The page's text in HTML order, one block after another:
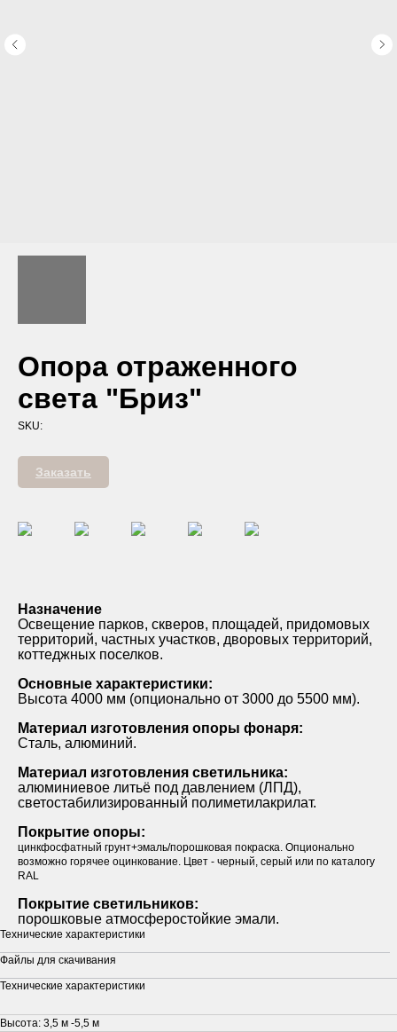
Опора отраженного
света "Бриз"
SKU:
Заказать
Назначение
Освещение парков, скверов, площадей, придомовых
территорий, частных участков, дворовых территорий,
коттеджных поселков.
Основные характеристики:
Высота 4000 мм (опционально от 3000 до 5500 мм).
Материал изготовления опоры фонаря:
Сталь, алюминий.
Материал изготовления светильника:
алюминиевое литьё под давлением (ЛПД),
светостабилизированный полиметилакрилат.
Покрытие опоры:
цинкфосфатный грунт+эмаль/порошковая покраска. Опционально
возможно горячее оцинкование. Цвет - черный, серый или по каталогу
RAL
Покрытие светильников:
порошковые атмосферостойкие эмали.
Технические характеристики
Файлы для скачивания
Технические характеристики
Высота: 3,5 м -5,5 м